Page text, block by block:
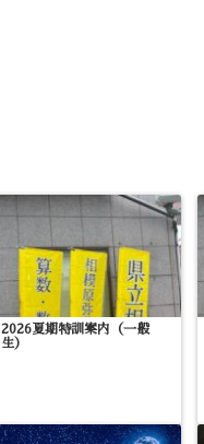
2026夏期特訓案内（一般
生）